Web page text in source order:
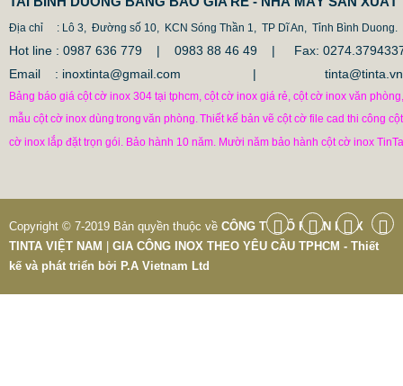
1.682.500 VNĐ 1.862.500 VNĐ
Mẫu: COT CHONG VA DAP INOX
Địa chỉ : Lô 3, Đường số 10, KCN Sóng Thần 1, TP Dĩ An, Tỉnh Bình Duong.
Hot line : 0987 636 779 | 0983 88 46 49 |
Fax:
Email : inoxtinta@gmail.com | tinta@tinta.vn
Bảng báo giá cột cờ inox 304 tại tphcm, cột cờ inox giá rẻ, cột cờ inox văn phòng,
mẫu cột cờ inox dùng trong văn phòng.Thiết kế bản vẽ cột cờ file cad thi công cột
cờ inox lắp đặt trọn gói. Bảo hành 10 năm. Mười năm bảo hành cột cờ inox
Copyright © 7-2019 Bản quyền thuộc về CÔNG TY CỔ PHẦN INOX
TINTA VIỆT NAM
GIA CÔNG INOX THEO YÊU CẦU TPHCM - Thiết
kế và phát triển bởi P.A Vietnam Ltd